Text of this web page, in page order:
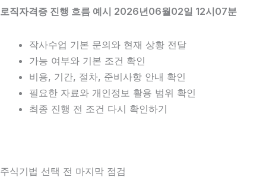
로직자격증 진행 흐름 예시 2026년06월02일 12시07분
작사수업 기본 문의와 현재 상황 전달
가능 여부와 기본 조건 확인
비용, 기간, 절차, 준비사항 안내 확인
필요한 자료와 개인정보 활용 범위 확인
최종 진행 전 조건 다시 확인하기
주식기법 선택 전 마지막 점검